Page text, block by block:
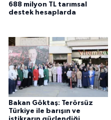
688 milyon TL tarımsal
destek hesaplarda
Bakan Göktaş: Terörsüz
Türkiye ile barışın ve